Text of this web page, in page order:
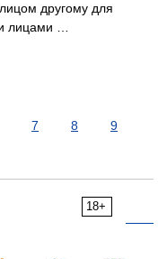
другому для
лицами …
7 8
9
18+